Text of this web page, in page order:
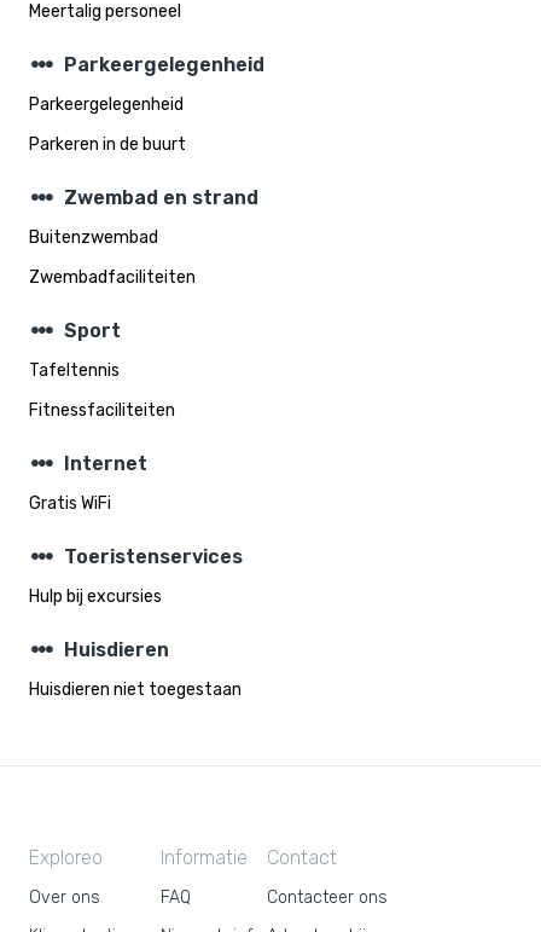
Meertalig personeel
steppers Parkeergelegenheid
Parkeergelegenheid
Parkeren in de buurt
steppers Zwembad en strand
Buitenzwembad
Zwembadfaciliteiten
steppers Sport
Tafeltennis
Fitnessfaciliteiten
steppers Internet
Gratis WiFi
steppers Toeristenservices
Hulp bij excursies
steppers Huisdieren
Huisdieren niet toegestaan
Exploreo
Over ons
Informatie
FAQ
Contact
Contacteer ons